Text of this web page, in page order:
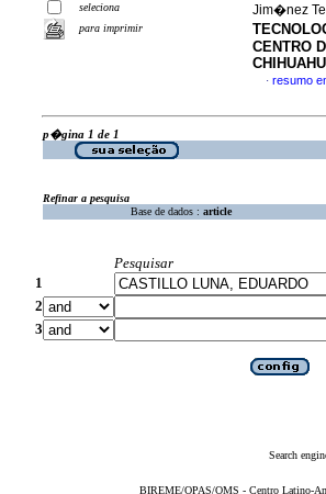
seleciona
para imprimir
Jim�nez
CENTRO
· resumo
p�gina 1 de 1
Refinar a pesquisa
Base de dados : article
Pesquisar
1
2
3
Search
BIREME/OPAS/OMS - Centro Latino-